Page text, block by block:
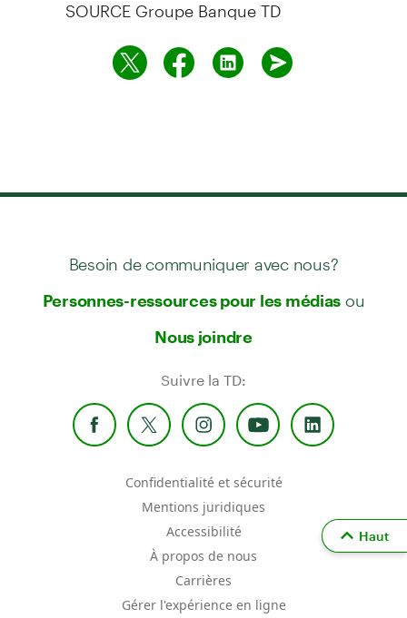
Besoin de communiquer avec nous?
Personnes-ressources pour les médias ou
Nous joindre
Suivre la TD:
Confidentialité et sécurité
Mentions juridiques
Accessibilité
À propos de nous
Carrières
Gérer l'expérience en ligne
Haut